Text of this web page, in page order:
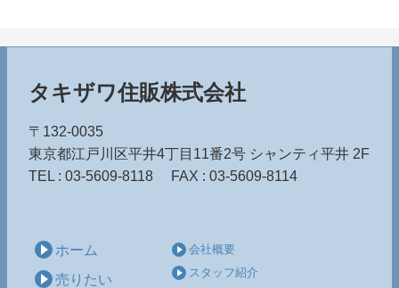
タキザワ住販株式会社
〒132-0035
東京都江戸川区平井4丁目11番2号 シャンティ平井 2F
TEL : 03-5609-8118
FAX : 03-5609-8114
ホーム
売りたい
会社概要
スタッフ紹介